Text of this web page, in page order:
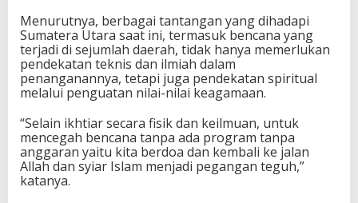
Menurutnya, berbagai tantangan yang dihadapi
Sumatera Utara saat ini, termasuk bencana yang
terjadi di sejumlah daerah, tidak hanya memerlukan
pendekatan teknis dan ilmiah dalam
penanganannya, tetapi juga pendekatan spiritual
melalui penguatan nilai-nilai keagamaan.
“Selain ikhtiar secara fisik dan keilmuan, untuk
mencegah bencana tanpa ada program tanpa
anggaran yaitu kita berdoa dan kembali ke jalan
Allah dan syiar Islam menjadi pegangan teguh,”
katanya.